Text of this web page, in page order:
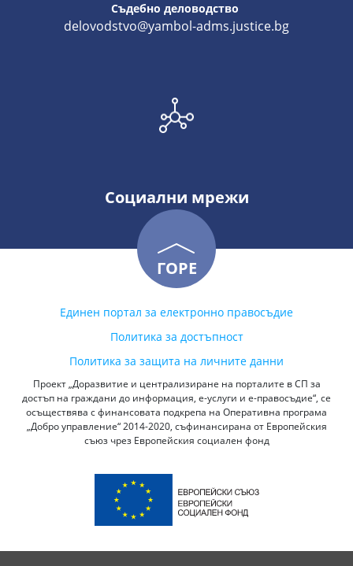
Съдебно деловодство
delovodstvo@yambol-adms.justice.bg
Социални мрежи
ГОРЕ
Единен портал за електронно правосъдие
Политика за достъпност
Политика за защита на личните данни
Проект „Доразвитие и централизиране на порталите в СП за
достъп на граждани до информация, е-услуги и е-правосъдие“, се
осъществява с финансовата подкрепа на Оперативна програма
„Добро управление“ 2014-2020, съфинансирана от Европейския
съюз чрез Европейския социален фонд